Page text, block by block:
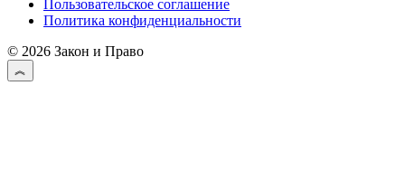
Пользовательское соглашение
Политика конфиденциальности
© 2026 Закон и Право